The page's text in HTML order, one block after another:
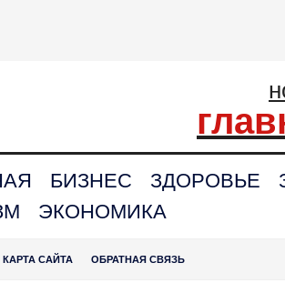
БИЗНЕС ЗДОРОВЬЕ
ЭКОНОМИКА
КАРТА САЙТА ОБРАТНАЯ СВЯЗЬ